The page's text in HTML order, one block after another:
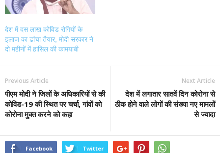
देश में दस लाख कोविड रोगियों के
इलाज का ढांचा तैयार, मोदी सरकार ने
दो महीनों में हासिल की कामयाबी
Previous Article
पीएम मोदी ने जिलों के अधिकारियों से की
कोविड-19 की स्थित पर चर्चा, गांवों को
कोरोना मुक्त करने को कहा
Next Article
देश में लगातार सातवें दिन कोरोना से
ठीक होने वाले लोगों की संख्या नए मामलों
से ज्यादा
Facebook Twitter